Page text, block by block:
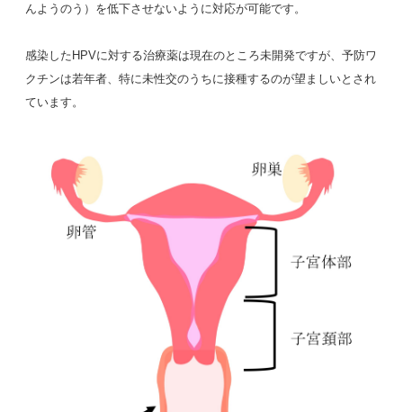
んようのう）を低下させないように対応が可能です。
感染したHPVに対する治療薬は現在のところ未開発ですが、予防ワ
クチンは若年者、特に未性交のうちに接種するのが望ましいとされ
ています。